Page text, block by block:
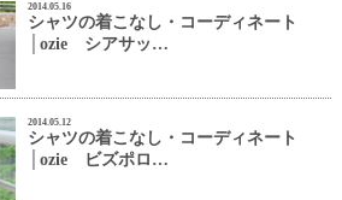
2014.05.16
シャツの着こなし・コーディネート
│ozie シアサッ…
2014.05.12
シャツの着こなし・コーディネート
│ozie ビズポロ…